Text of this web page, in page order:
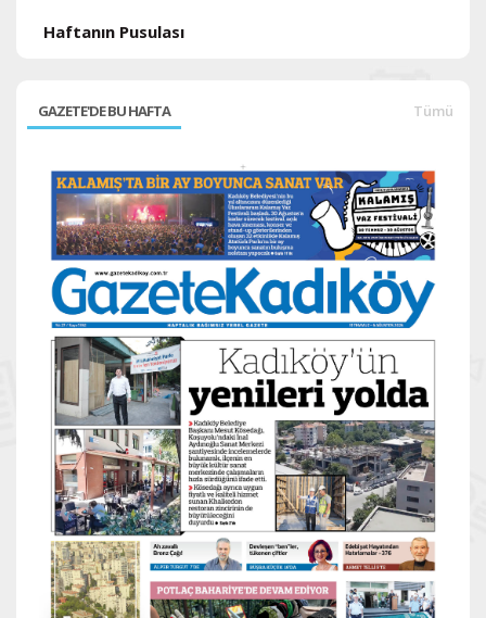
Haftanın Pusulası
GAZETE'DE BU HAFTA Tümü